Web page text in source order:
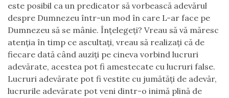
este posibil ca un predicator să vorbească adevărul
despre Dumnezeu într-un mod în care L-ar face pe
Dumnezeu să se mânie. Înțelegeți? Vreau să vă măresc
atenția în timp ce ascultați, vreau să realizați că de
fiecare dată când auziți pe cineva vorbind lucruri
adevărate, acestea pot fi amestecate cu lucruri false.
Lucruri adevărate pot fi vestite cu jumătăți de adevăr,
lucrurile adevărate pot veni dintr-o inimă plină de